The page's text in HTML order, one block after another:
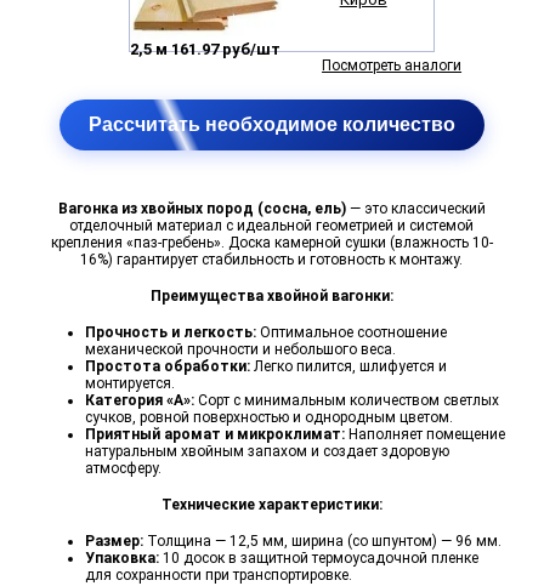
2,5 м 161.97 руб/шт
Посмотреть аналоги
Рассчитать необходимое количество
Вагонка из хвойных пород (сосна, ель)— это классический
отделочный материал с идеальной геометрией и системой
крепления «паз-гребень». Доска камерной сушки (влажность 10-
16%) гарантирует стабильность и готовность к монтажу.
Преимущества хвойной вагонки:
Прочность и легкость:Оптимальное соотношение
механической прочности и небольшого веса.
Простота обработки:Легко пилится, шлифуется и
монтируется.
Категория «А»:Сорт с минимальным количеством светлых
сучков, ровной поверхностью и однородным цветом.
Приятный аромат и микроклимат:Наполняет помещение
натуральным хвойным запахом и создает здоровую
атмосферу.
Технические характеристики:
Размер:Толщина — 12,5 мм, ширина (со шпунтом) — 96 мм.
Упаковка:10 досок в защитной термоусадочной пленке
для сохранности при транспортировке.